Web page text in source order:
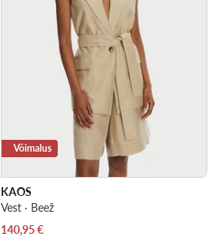
Võimalus
KAOS
Vest · Beež
Praegune hind
140,95€